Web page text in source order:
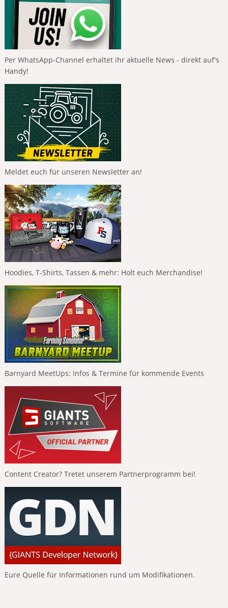
Per WhatsApp-Channel erhaltet ihr aktuelle News - direkt auf's
Handy!
Meldet euch für unseren Newsletter an!
Hoodies, T-Shirts, Tassen & mehr: Holt euch Merchandise!
Barnyard MeetUps: Infos & Termine für kommende Events
Content Creator? Tretet unserem Partnerprogramm bei!
Eure Quelle für Informationen rund um Modifikationen.